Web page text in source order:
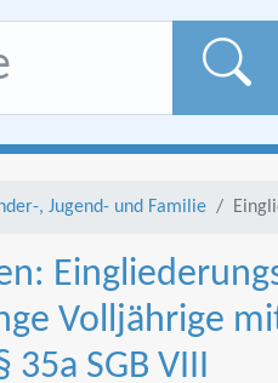
, Jugend- und Familie
Volljährige
SGB VIII